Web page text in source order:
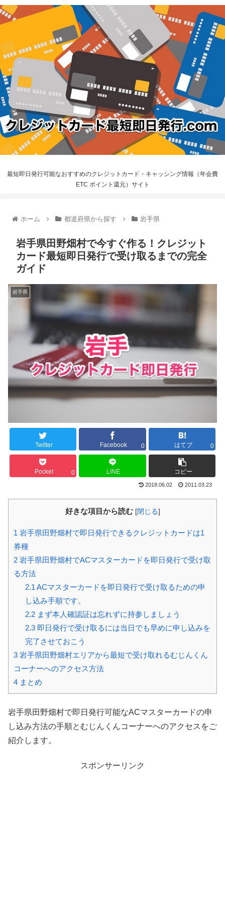
最短即日発行可能なおすすめのクレジットカード・キャッシング情報（年会費
ETC ポイント還元）サイト
ホーム 都道府県から探す 岩手県
岩手県田野畑村で今すぐ作る！クレジット
カード最短即日発行で受け取るまでの完全
ガイド
岩手県
Twitter Facebook 0 はてブ 0
Pocket 0 LINE コピー
2018.06.02 2011.03.23
好きな項目から読む [閉じる]
1 岩手県田野畑村で即日発行できるクレジットカードは1
券種
2 岩手県田野畑村でACマスターカードを即日発行で受け取
る方法
2.1 ACマスターカードを即日発行で受け取るための申
し込み手順です。
2.2まず本人確認証は忘れずに持参しましょう
2.3即日発行で受け取るには当日でも早めに申し込みを
完了させておこう
3 岩手県田野畑村エリアから最短で受け取れるむじんくん
コーナーへのアクセス方法
4 まとめ
岩手県田野畑村で即日発行可能なACマスターカードの申
し込み方法の手順とむじんくんコーナーへのアクセスをご
紹介します。
スポンサーリンク